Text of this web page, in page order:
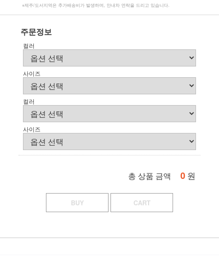
※제주/도서지역은 추가배송비가 발생하며, 안내차 연락을 드리고 있습니다.
주문정보
컬러
사이즈
컬러
사이즈
총 상품 금액 0 원
BUY CART